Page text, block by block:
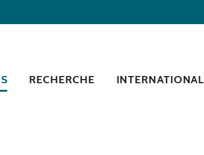
RECHERCHE INTERNATIONAL